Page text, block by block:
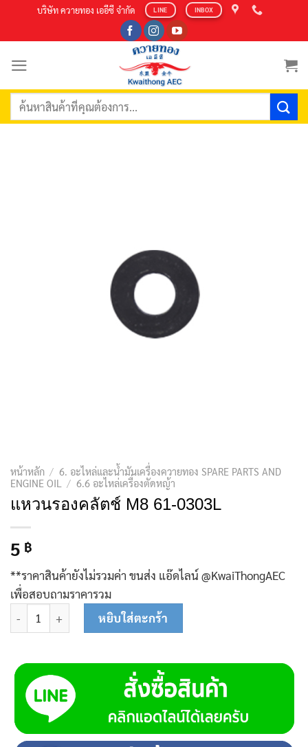
content
บริษัท ควายทอง เออีซี จำกัด LINE INBOX
ค้นหา:
หน้าหลัก / 6. อะไหล่และน้ำมันเครื่องควายทอง SPARE PARTS AND
ENGINE OIL
/ 6.6 อะไหล่เครื่องตัดหญ้า
แหวนรองคลัตช์ M8 61-0303L
5 ฿
**ราคาสินค้ายังไม่รวมค่า ขนส่ง แอ๊ดไลน์ @KwaiThongAEC
เพื่อสอบถามราคารวม
จำนวน แหวนรองคลัตช์ M8 61-0303L ชิ้น
หยิบใส่ตะกร้า